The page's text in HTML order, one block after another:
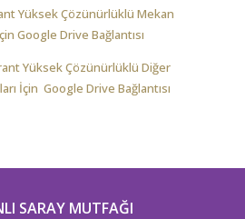
Yüksek Çözünürlüklü Mekan
Google Drive Bağlantısı
Yüksek Çözünürlüklü Diğer
İçin Google Drive Bağlantısı
SARAY MUTFAĞI